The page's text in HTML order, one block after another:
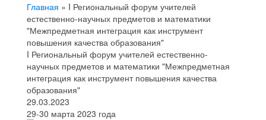
Главная » I Региональный форум учителей
естественно-научных предметов и математики
"Межпредметная интеграция как инструмент
повышения качества образования"
I Региональный форум учителей естественно-
научных предметов и математики "Межпредметная
интеграция как инструмент повышения качества
образования"
29.03.2023
29-30 марта 2023 года